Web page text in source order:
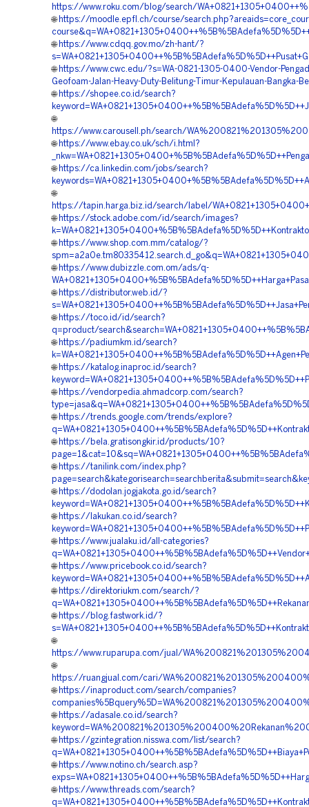
https://www.roku.com/blog/search/
🌐 https://moodle.epfl.ch/course/
🌐 https://www.cdqq.gov.mo/zh-hant/?
🌐 https://www.cwc.edu/?s=WA-0821-1305-0400-Vendor-
Geofoam-Jalan-Heavy-Duty-Belitung-Timur-Kepulauan-Bangka-
🌐 https://shopee.co.id/search?
🌐
https://www.carousell.ph/search/
🌐 https://www.ebay.co.uk/sch/i.html?
🌐 https://ca.linkedin.com/jobs/search?
🌐
https://tapin.harga.biz.id/search/label/
🌐 https://stock.adobe.com/id/search/images?
🌐 https://www.shop.com.mm/catalog/?
🌐 https://www.dubizzle.com.om/ads/q-
🌐 https://distributor.web.id/?
🌐 https://toco.id/id/search?
q=product/
🌐 https://padiumkm.id/search?
🌐 https://katalog.inaproc.id/search?
🌐 https://vendorpedia.ahmadcorp.com/search?
🌐 https://trends.google.com/trends/explore?
🌐 https://bela.gratisongkir.id/products/10?
🌐 https://tanilink.com/index.php?
🌐 https://dodolan.jogjakota.go.id/search?
🌐 https://lakukan.co.id/search?
🌐 https://www.jualaku.id/all-categories?
🌐 https://www.pricebook.co.id/search?
🌐 https://direktoriukm.com/search/?
🌐 https://blog.fastwork.id/?
🌐
https://www.ruparupa.com/jual/
🌐
https://ruangjual.com/cari/
🌐 https://inaproduct.com/search/companies?
🌐 https://adasale.co.id/search?
🌐 https://gzintegration.nisswa.com/list/search?
🌐 https://www.notino.ch/search.asp?
🌐 https://www.threads.com/search?